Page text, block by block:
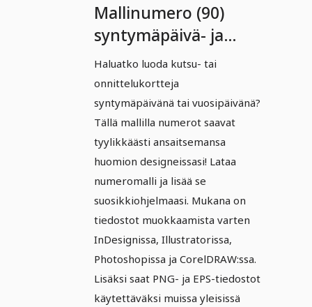
Mallinumero (90)
syntymäpäivä- ja
juhlamalleille
koristeellisin
ornamentein
Haluatko luoda kutsu- tai
onnittelukortteja
syntymäpäivänä tai vuosipäivänä?
Tällä mallilla numerot saavat
tyylikkäästi ansaitsemansa
huomion designeissasi! Lataa
numeromalli ja lisää se
suosikkiohjelmaasi. Mukana on
tiedostot muokkaamista varten
InDesignissa, Illustratorissa,
Photoshopissa ja CorelDRAW:ssa.
Lisäksi saat PNG- ja EPS-tiedostot
käytettäväksi muissa yleisissä